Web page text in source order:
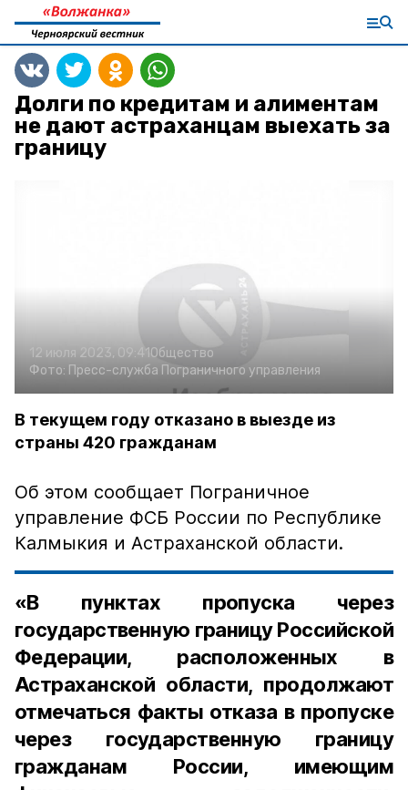
Долги по кредитам и алиментам
не дают астраханцам выехать за
границу
12 июля 2023, 09:41 Общество
Фото: Пресс-служба Пограничного управления
В текущем году отказано в выезде из
страны 420 гражданам
Об этом сообщает Пограничное
управление ФСБ России по Республике
Калмыкия и Астраханской области.
«В пунктах пропуска через
государственную границу Российской
Федерации, расположенных в
Астраханской области, продолжают
отмечаться факты отказа в пропуске
через государственную границу
гражданам России, имеющим